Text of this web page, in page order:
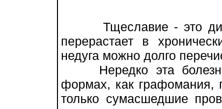
Тщеславие - это
перерастает в
недуга можно долго
Нередко эта болезнь
формах, как графомания,
только сумасшедшие